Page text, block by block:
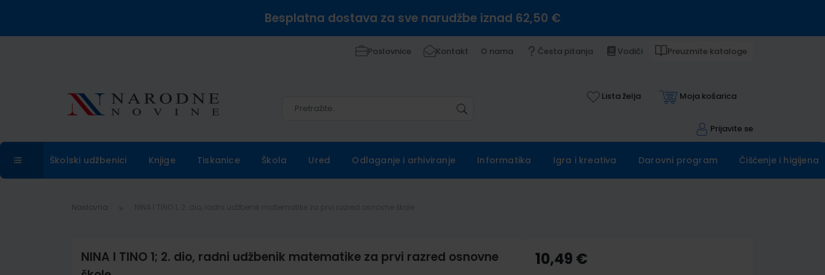
Besplatna dostava za sve narudžbe iznad 62,50 €
Poslovnice Kontakt O nama Česta pitanja Vodiči Preuzmite kataloge
Lista želja Moja košarica
Prijavite se
Školski udžbenici Knjige Tiskanice Škola Ured Odlaganje i arhiviranje Informatika Igra i kreativa Darovni program Čišćenje i higijena
Naslovna
NINA I TINO 1; 2. dio, radni udžbenik matematike za prvi razred osnovne
10,49 €